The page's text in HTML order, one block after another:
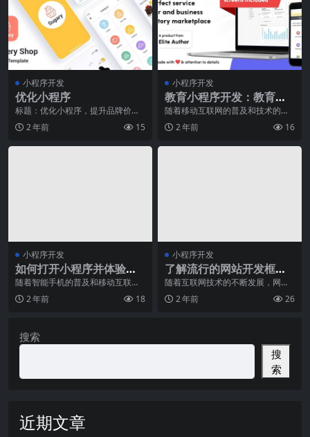
小程序开发
优化小程序
标题：优化小程序，提升品牌价值
随着移动互联网的快速发展，小程
序已经成为企业推广和
2 年前 15
小程序开发
教育小程序开发：教育行
业如何选择小程序解决方
案
随着移动互联网的普及和技术的不
断发展，小程序已经成为了越来越
多行业的重要工具。特
2 年前 16
小程序开发
如何打开小程序并体验各
种功能？
随着智能手机的普及和移动互联网
的发展，小程序成为一种越来越受
欢迎的应用形式。小程
2 年前 18
小程序开发
了解流行的网站开发框
架，打造高效网站系统
随着互联网技术的不断发展，网站
开发框架已经成为构建高效、易维
护和可扩展网站系统的
2 年前 26
搜索
搜
索
近期文章